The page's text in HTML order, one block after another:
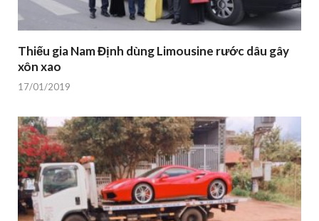
Thiếu gia Nam Định dùng Limousine rước dâu gây
xôn xao
17/01/2019